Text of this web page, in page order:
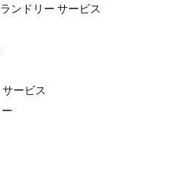
ンドリー サービス
ービス